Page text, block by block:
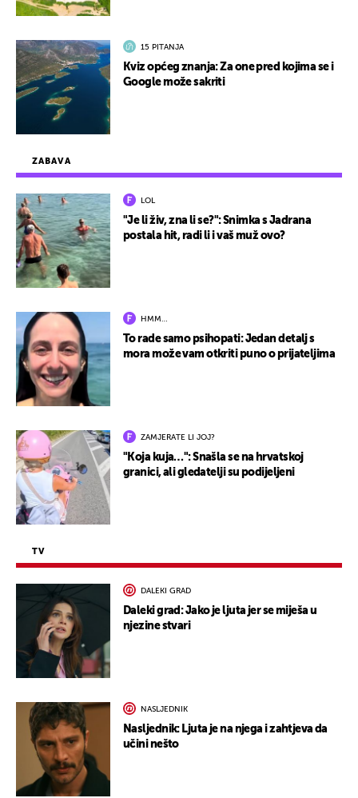
ZABAVA
LOL
"Je li živ, zna li se?": Snimka s Jadrana
postala hit, radi li i vaš muž ovo?
HMM…
To rade samo psihopati: Jedan detalj s
mora može vam otkriti puno o prijateljima
ZAMJERATE LI JOJ?
"Koja kuja…": Snašla se na hrvatskoj
granici, ali gledatelji su podijeljeni
TV
DALEKI GRAD
Daleki grad: Jako je ljuta jer se miješa u
njezine stvari
NASLJEDNIK
Nasljednik: Ljuta je na njega i zahtjeva da
učini nešto
15 PITANJA
Kviz općeg znanja: Za one pred kojima se i
Google može sakriti